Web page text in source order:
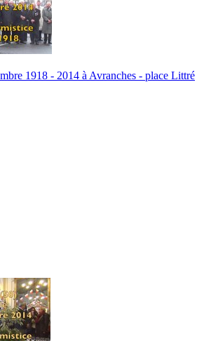
1918 - 2014 à Avranches - place Littré